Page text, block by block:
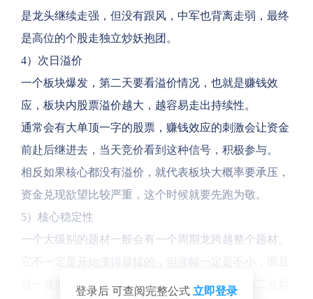
是龙头继续走强，但没有跟风，中军也背离走弱，最终
是高位的个股走独立炒妖抱团。
4）次日溢价
一个板块爆发，第二天要看溢价情况，也就是赚钱效
应，板块内股票溢价越大，越容易走出持续性。
通常会有大单顶一字的股票，赚钱效应的刺激会让资金
前赴后继进去，当天竞价看到这种信号，积极参与。
相反如果核心都没有溢价，就代表板块大概率要承压，
资金兑现欲望比较严重，这个时候就要先跑为敬。
5）核心稳定性
一个大级别的题材一般会有一个周期龙跨越整个题材。
它不一定是开始涨得最猛的，但涨幅一定是不小，而且
当一波连板分歧走弱下，其可能穿越带动题材第二波炒
登录后 可查阅完整公式 立即登录